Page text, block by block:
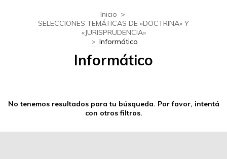
Inicio >
SELECCIONES TEMÁTICAS DE «DOCTRINA» Y
«JURISPRUDENCIA»
> Informático
Informático
No tenemos resultados para tu búsqueda. Por favor, intentá
con otros filtros.